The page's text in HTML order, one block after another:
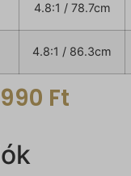
4.8:1 / 78.7cm
4.8:1 / 86.3cm
Ft